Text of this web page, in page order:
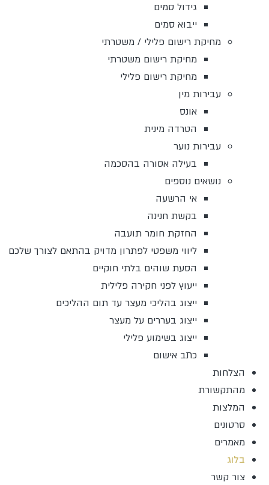
גידול סמים
ייבוא סמים
מחיקת רישום פלילי / משטרתי
מחיקת רישום משטרתי
מחיקת רישום פלילי
עבירות מין
אונס
הטרדה מינית
עבירות נוער
בעילה אסורה בהסכמה
נושאים נוספים
אי הרשעה
בקשת חנינה
החזקת חומר תועבה
ליווי משפטי לפתרון מדויק בהתאם לצורך שלכם
הסעת שוהים בלתי חוקיים
ייעוץ לפני חקירה פלילית
ייצוג בהליכי מעצר עד תום ההליכים
ייצוג בעררים על מעצר
ייצוג בשימוע פלילי
כתב אישום
הצלחות
מהתקשורת
המלצות
סרטונים
מאמרים
בלוג
צור קשר